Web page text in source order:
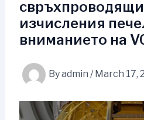
изчисления
вниманието на
Byadmin / March 17,